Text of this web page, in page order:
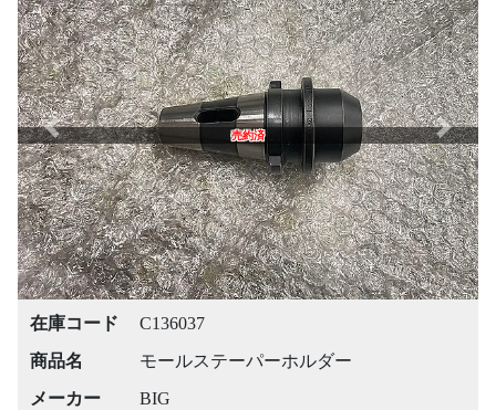
売約済
Previous Next
在庫コード
C136037
商品名
モールステーパーホルダー
メーカー
BIG